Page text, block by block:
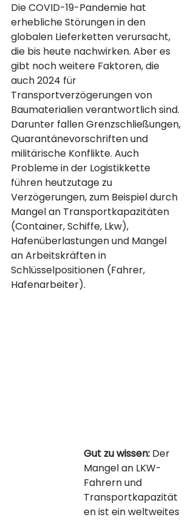
Die COVID-19-Pandemie hat
erhebliche Störungen in den
globalen Lieferketten verursacht,
die bis heute nachwirken. Aber es
gibt noch weitere Faktoren, die
auch 2024 für
Transportverzögerungen von
Baumaterialien verantwortlich sind.
Darunter fallen Grenzschließungen,
Quarantänevorschriften und
militärische Konflikte. Auch
Probleme in der Logistikkette
führen heutzutage zu
Verzögerungen, zum Beispiel durch
Mangel an Transportkapazitäten
(Container, Schiffe, Lkw),
Hafenüberlastungen und Mangel
an Arbeitskräften in
Schlüsselpositionen (Fahrer,
Hafenarbeiter).
Gut zu wissen: Der
Mangel an LKW-
Fahrern und
Transportkapazität
en ist ein weltweites